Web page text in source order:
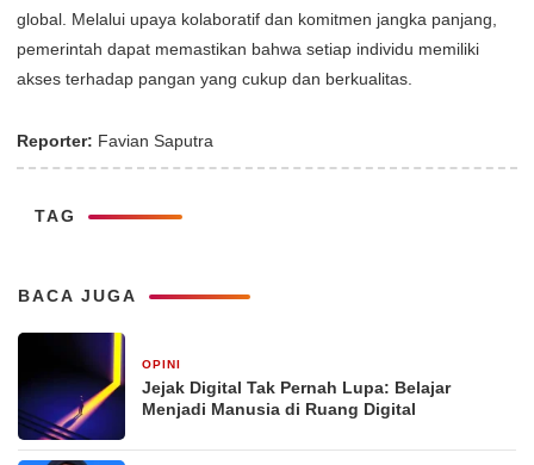
global. Melalui upaya kolaboratif dan komitmen jangka panjang,
pemerintah dapat memastikan bahwa setiap individu memiliki
akses terhadap pangan yang cukup dan berkualitas.
Reporter: Favian Saputra
TAG
BACA JUGA
OPINI
Jejak Digital Tak Pernah Lupa: Belajar
Menjadi Manusia di Ruang Digital